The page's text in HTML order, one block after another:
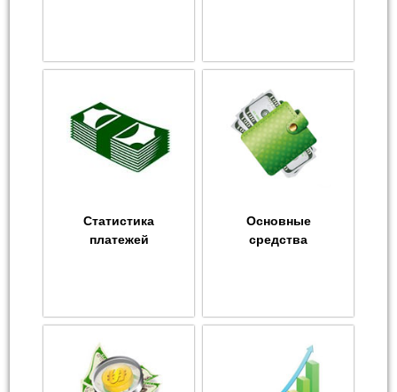
Статистика
платежей
Основные
средства